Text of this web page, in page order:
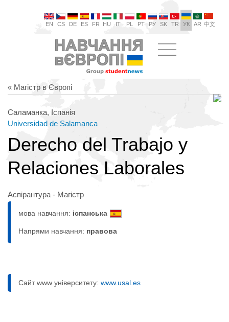
EN CS DE ES FR HU IT PL PT РУ SK TR УК AR 中文
« Магістр в Європі
Саламанка, Іспанія
Universidad de Salamanca
Derecho del Trabajo y
Relaciones Laborales
Аспірантура - Магістр
мова навчання: іспанська
Напрями навчання: правовa
Сайт www університету: www.usal.es